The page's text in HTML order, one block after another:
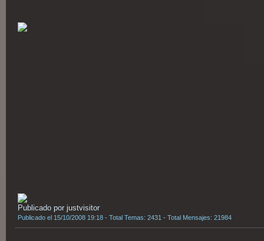
Publicado por justvisitor
Publicado el 15/10/2008 19:18 - Total Temas: 2431 - Total Mensajes: 21984